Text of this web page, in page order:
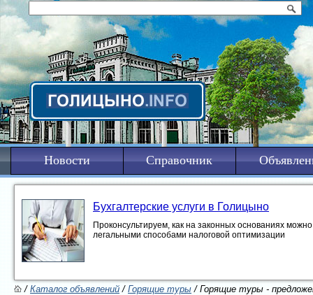
Новости Справочник
Бухгалтерские услуги в Голицыно
Проконсультируем, как на законных основаниях
легальными способами налоговой оптимизации
/Каталог объявлений/Горящие туры/ Горящие туры -